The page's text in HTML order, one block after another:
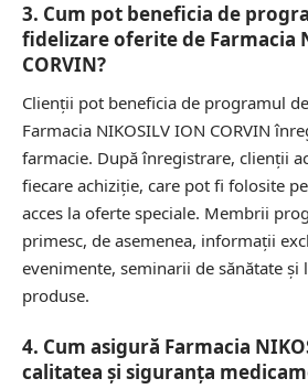
3. Cum pot beneficia de
fidelizare oferite de Farmacia
CORVIN?
Clienții pot beneficia de programul
Farmacia NIKOSILV ION CORVIN
farmacie. După înregistrare, clienții
fiecare achiziție, care pot fi folosite
acces la oferte speciale. Membrii
primesc, de asemenea, informații
evenimente, seminarii de sănătate și
produse.
4. Cum asigură Farmacia
calitatea și siguranța